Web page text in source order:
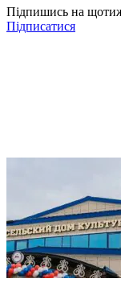
Підпишись на
Підписатися